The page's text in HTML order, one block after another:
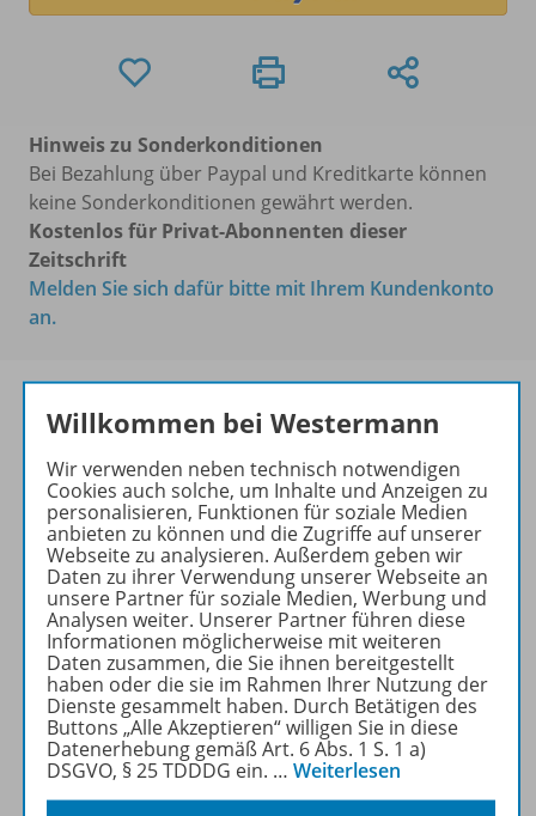
Hinweis zu Sonderkonditionen
Bei Bezahlung über Paypal und Kreditkarte können
keine Sonderkonditionen gewährt werden.
Kostenlos für Privat-Abonnenten dieser
Zeitschrift
Melden Sie sich dafür bitte mit Ihrem Kundenkonto
an.
die Unterrichtspraxis!
Ihr Wegweiser zu den
wichtigsten Seiten von PRAXIS
GEOGRAPHIE:
zu den Abo-Angeboten
zum Zeitschriftenkiosk
zum Online-Archiv
Mehr zur Zeitschrift
Willkommen bei Westermann
Wir verwenden neben technisch notwendigen
Cookies auch solche, um Inhalte und Anzeigen zu
personalisieren, Funktionen für soziale Medien
anbieten zu können und die Zugriffe auf unserer
Webseite zu analysieren. Außerdem geben wir
Daten zu ihrer Verwendung unserer Webseite an
unsere Partner für soziale Medien, Werbung und
Analysen weiter. Unserer Partner führen diese
Informationen möglicherweise mit weiteren
Daten zusammen, die Sie ihnen bereitgestellt
haben oder die sie im Rahmen Ihrer Nutzung der
Dienste gesammelt haben. Durch Betätigen des
Buttons „Alle Akzeptieren“ willigen Sie in diese
Datenerhebung gemäß Art. 6 Abs. 1 S. 1 a)
DSGVO, § 25 TDDDG ein. … Weiterlesen